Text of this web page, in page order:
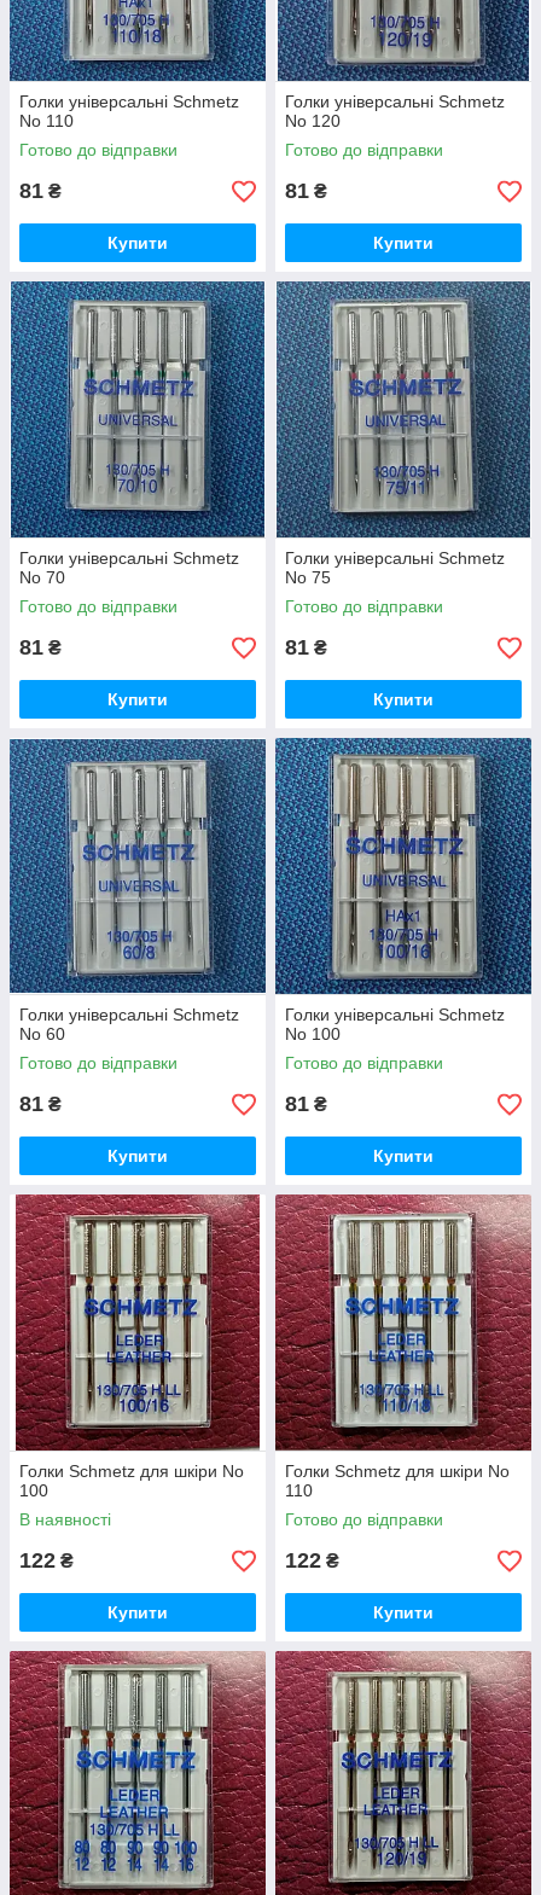
Голки універсальні Schmetz
No 110
Готово до відправки
81 ₴
Купити
Голки універсальні Schmetz
No 120
Готово до відправки
81 ₴
Купити
Голки універсальні Schmetz
No 70
Готово до відправки
81 ₴
Купити
Голки універсальні Schmetz
No 75
Готово до відправки
81 ₴
Купити
Голки універсальні Schmetz
No 60
Готово до відправки
81 ₴
Купити
Голки універсальні Schmetz
No 100
Готово до відправки
81 ₴
Купити
Голки Schmetz для шкіри No
100
В наявності
122 ₴
Купити
Голки Schmetz для шкіри No
110
Готово до відправки
122 ₴
Купити